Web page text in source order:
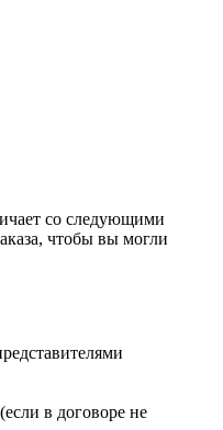
со следующими
чтобы вы могли
в договоре не